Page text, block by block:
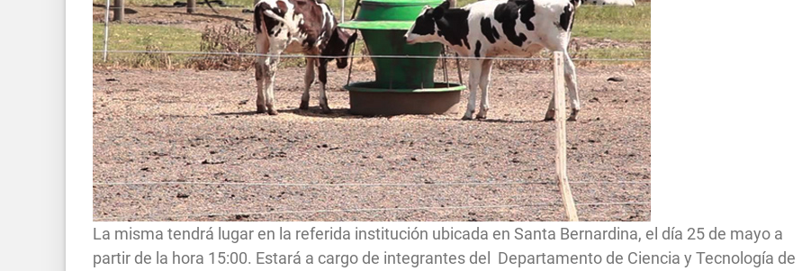
La misma tendrá lugar en la referida institución ubicada en Santa Bernardina, el día 25 de mayo a
partir de la hora 15:00. Estará a cargo de integrantes del Departamento de Ciencia y Tecnología de